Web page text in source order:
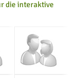
die interaktive